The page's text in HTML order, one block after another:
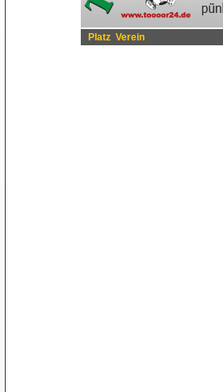
Platz Verein